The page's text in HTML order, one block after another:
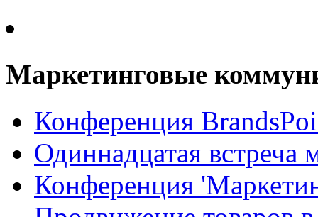
Маркетинговые
Конференция
Одиннадцатая
Конференция